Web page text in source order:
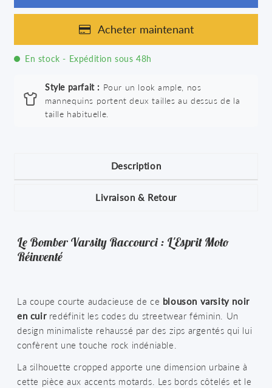
Acheter maintenant
En stock - Expédition sous 48h
Style parfait : Pour un look ample, nos
mannequins portent deux tailles au dessus de la
taille habituelle.
Description
Livraison & Retour
Le Bomber Varsity Raccourci : L'Esprit Moto
Réinventé
La coupe courte audacieuse de ce blouson varsity noir
en cuirredéfinit les codes du streetwear féminin. Un
design minimaliste rehaussé par des zips argentés qui lui
confèrent une touche rock indéniable.
La silhouette cropped apporte une dimension urbaine à
cette pièce aux accents motards. Les bords côtelés et le